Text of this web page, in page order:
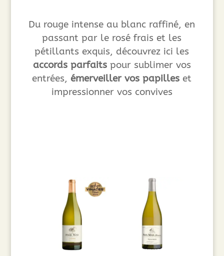
Du rouge intense au blanc raffiné, en
passant par le rosé frais et les
pétillants exquis, découvrez ici les
accords parfaitspour sublimer vos
entrées, émerveiller vos papilles et
impressionner vos convives